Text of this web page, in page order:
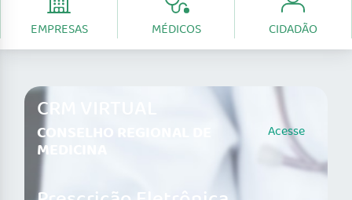
EMPRESAS MÉDICOS CIDADÃO
CRM VIRTUAL
CONSELHO REGIONAL DE
MEDICINA
Acesse